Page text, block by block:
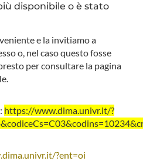
disponibile o è stato
e la invitiamo a
o, nel caso questo fosse
per consultare la pagina
https://www.dima.univr.it/?
?ent=oi